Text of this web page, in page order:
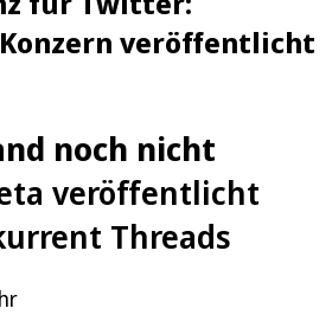
veröffentlicht
noch nicht
veröffentlicht
Threads